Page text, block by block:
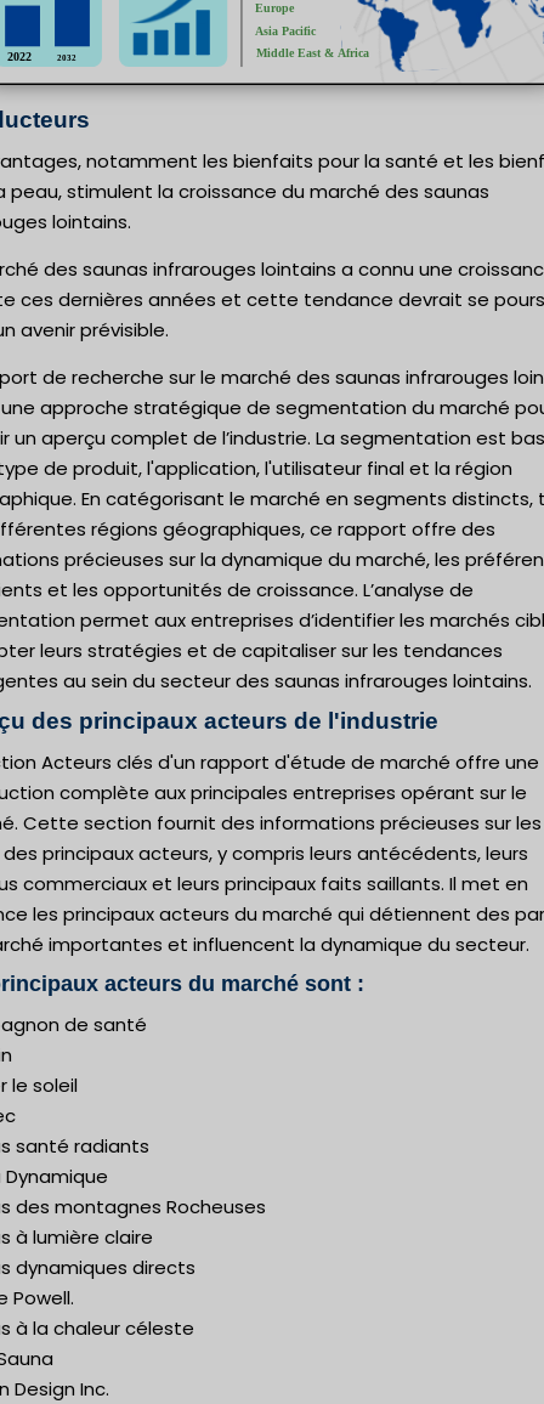
notamment les bienfaits pour la santé et les
peau, stimulent la croissance du marché des saunas
lointains.
des saunas infrarouges lointains a connu une
ces dernières années et cette tendance devrait se
avenir prévisible.
de recherche sur le marché des saunas infrarouges
approche stratégique de segmentation du marché
un aperçu complet de l’industrie. La segmentation est
de produit, l'application, l'utilisateur final et la région
En catégorisant le marché en segments distincts,
régions géographiques, ce rapport offre des
précieuses sur la dynamique du marché, les
et les opportunités de croissance. L’analyse de
permet aux entreprises d’identifier les marchés
leurs stratégies et de capitaliser sur les tendances
au sein du secteur des saunas infrarouges lointains.
des principaux acteurs de l'industrie
Acteurs clés d'un rapport d'étude de marché offre une
complète aux principales entreprises opérant sur le
Cette section fournit des informations précieuses sur les
principaux acteurs, y compris leurs antécédents, leurs
commerciaux et leurs principaux faits saillants. Il met en
les principaux acteurs du marché qui détiennent des
importantes et influencent la dynamique du secteur.
acteurs du marché sont :
de santé
le soleil
santé radiants
Dynamique
des montagnes Rocheuses
à lumière claire
dynamiques directs
Powell.
à la chaleur céleste
Design Inc.